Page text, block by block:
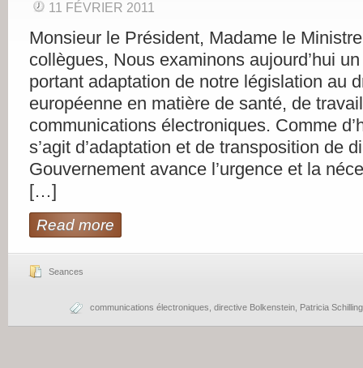
11 FÉVRIER 2011
Monsieur le Président, Madame le
collègues, Nous examinons aujourd’hui
portant adaptation de notre législation au
européenne en matière de santé, de
communications électroniques. Comme
s’agit d’adaptation et de transposition de
Gouvernement avance l’urgence et la
[…]
Read more
Seances
communications électroniques directive Bolkenstein Patricia